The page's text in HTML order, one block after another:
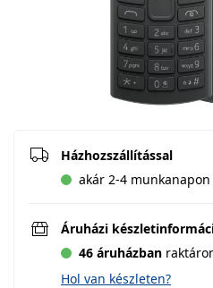
Házhozszállítással
akár 2-4
Áruházi
46 áruházban
Hol van készleten?